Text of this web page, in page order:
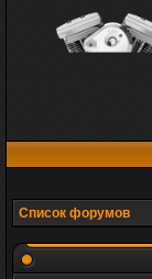
Список форумов